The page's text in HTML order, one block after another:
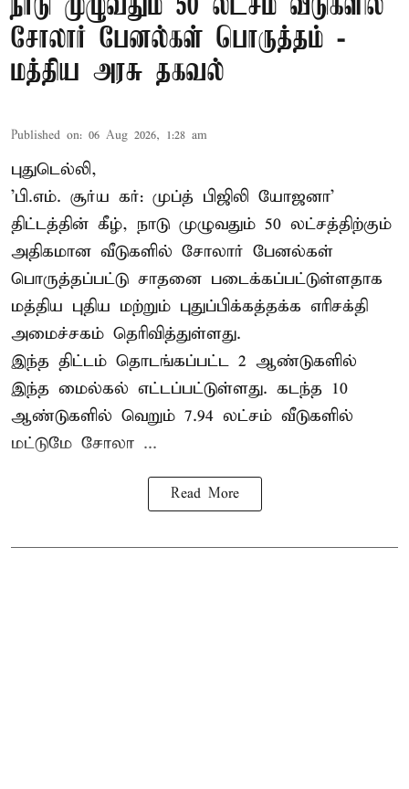
நாடு முழுவதும் 50 லட்சம் வீடுகளில்
சோலார் பேனல்கள் பொருத்தம் -
மத்திய அரசு தகவல்
Published on: 06 Aug 2026, 1:28 am
புதுடெல்லி,
'பி.எம். சூர்ய கர்: முப்த் பிஜிலி யோஜனா'
திட்டத்தின் கீழ், நாடு முழுவதும் 50 லட்சத்திற்கும்
அதிகமான வீடுகளில் சோலார் பேனல்கள்
பொருத்தப்பட்டு சாதனை படைக்கப்பட்டுள்ளதாக
மத்திய புதிய மற்றும் புதுப்பிக்கத்தக்க எரிசக்தி
அமைச்சகம் தெரிவித்துள்ளது.
இந்த திட்டம் தொடங்கப்பட்ட 2 ஆண்டுகளில்
இந்த மைல்கல் எட்டப்பட்டுள்ளது. கடந்த 10
ஆண்டுகளில் வெறும் 7.94 லட்சம் வீடுகளில்
மட்டுமே சோலா ...
Read More